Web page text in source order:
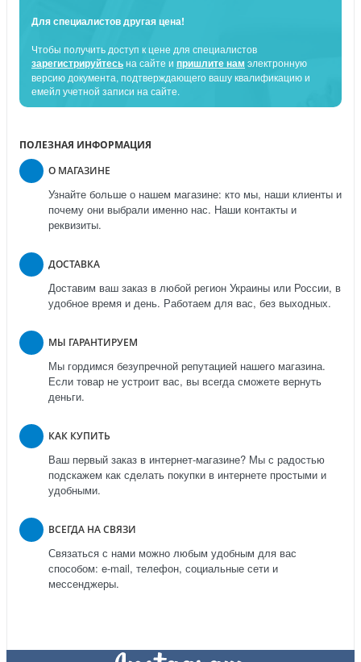
Для специалистов другая цена!
Чтобы получить доступ к цене для специалистов
зарегистрируйтесьна сайте и пришлите нам электронную
версию документа, подтверждающего вашу квалификацию и
емейл учетной записи на сайте.
ПОЛЕЗНАЯ ИНФОРМАЦИЯ
О МАГАЗИНЕ
Узнайте больше о нашем магазине: кто мы, наши клиенты и
почему они выбрали именно нас. Наши контакты и
реквизиты.
ДОСТАВКА
Доставим ваш заказ в любой регион Украины или России, в
удобное время и день. Работаем для вас, без выходных.
МЫ ГАРАНТИРУЕМ
Мы гордимся безупречной репутацией нашего магазина.
Если товар не устроит вас, вы всегда сможете вернуть
деньги.
КАК КУПИТЬ
Ваш первый заказ в интернет-магазине? Мы с радостью
подскажем как сделать покупки в интернете простыми и
удобными.
ВСЕГДА НА СВЯЗИ
Связаться с нами можно любым удобным для вас
способом: e-mail, телефон, социальные сети и
мессенджеры.